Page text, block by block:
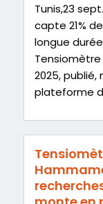
Tunis,23
capte 21%
longue durée
2025, publié,
plateforme